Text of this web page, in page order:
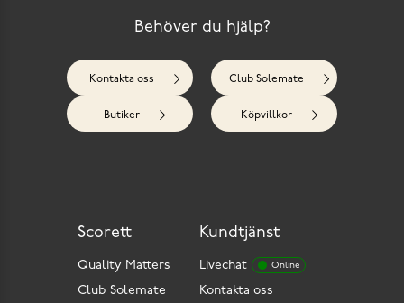
Behöver du hjälp?
Kontakta oss Club Solemate
Butiker Köpvillkor
Kundtjänst
Livechat Online
Kontakta oss
Scorett
Quality Matters
Club Solemate